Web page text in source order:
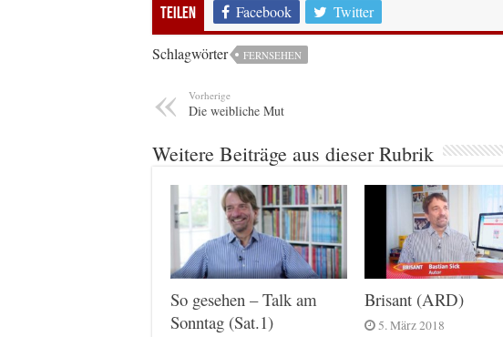
Teilen Facebook Twitter
Schlagwörter FERNSEHEN
Vorherige
Die weibliche Mut
Weitere Beiträge aus dieser Rubrik
So gesehen – Talk am
Sonntag (Sat.1)
Brisant (ARD)
5. März 2018